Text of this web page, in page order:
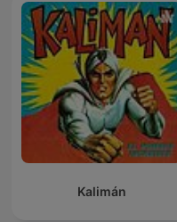
Kalimán